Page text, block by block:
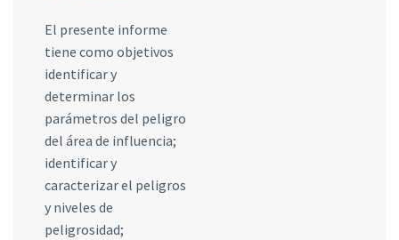
El presente informe
tiene como objetivos
identificar y
determinar los
parámetros del peligro
del área de influencia;
identificar y
caracterizar el peligros
y niveles de
peligrosidad;